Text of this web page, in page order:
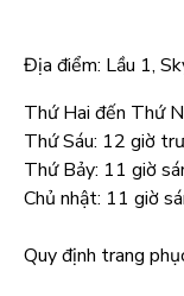
Địa điểm: Lầu 1,
Thứ Hai đến Thứ
Thứ Sáu: 12 giờ
Thứ Bảy: 11 giờ
Chủ nhật: 11 giờ
Quy định trang